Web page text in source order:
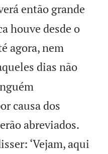
então grande
houve desde o
agora, nem
dias não
causa dos
abreviados.
‘Vejam, aqui